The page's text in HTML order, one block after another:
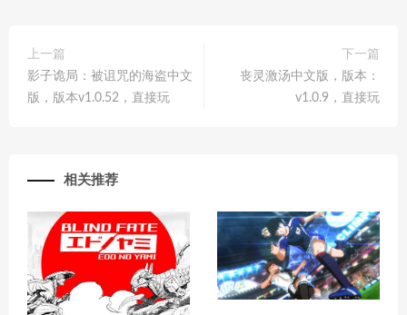
上一篇
影子诡局：被诅咒的海盗中文
版，版本v1.0.52，直接玩
下一篇
丧灵激汤中文版，版本：
v1.0.9，直接玩
相关推荐